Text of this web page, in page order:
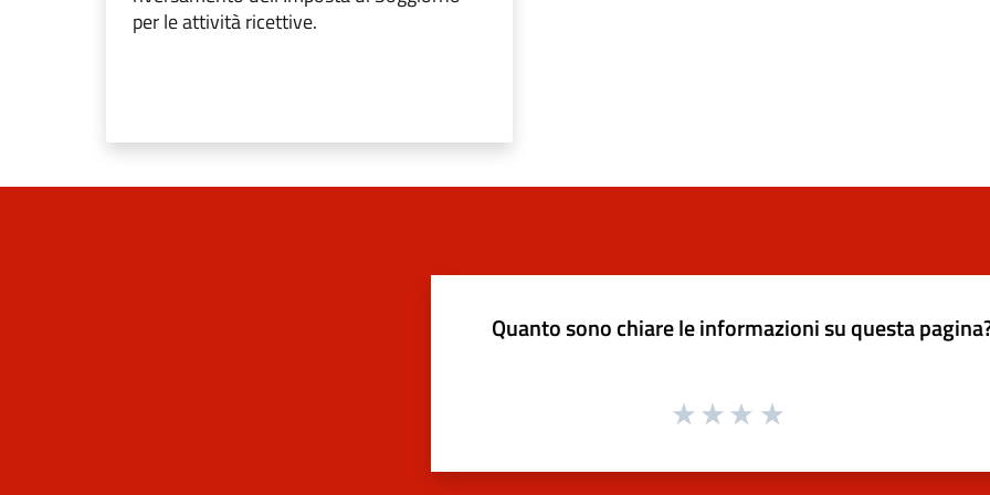
per le attività ricettive.
Quanto sono chiare le informazioni su questa